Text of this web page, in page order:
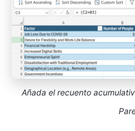
Añada el recuento